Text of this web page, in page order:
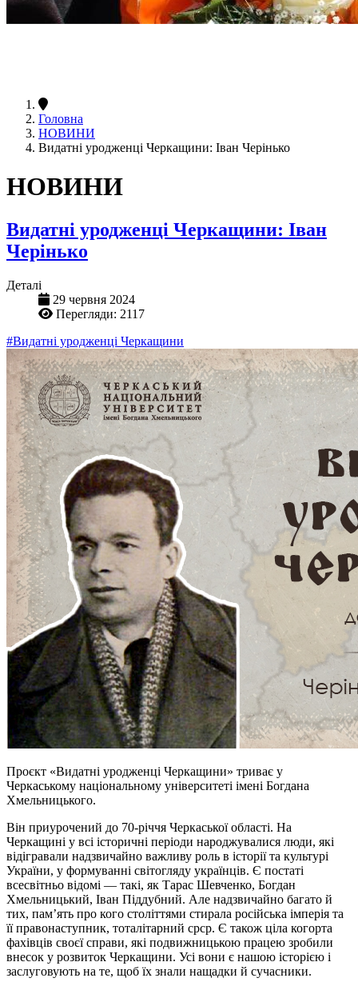
Головна
НОВИНИ
Видатні уродженці Черкащини: Іван Черінько
НОВИНИ
Видатні уродженці Черкащини: Іван
Черінько
Деталі
29 червня 2024
Перегляди: 2117
#Видатні уродженці Черкащини
Проєкт «Видатні уродженці Черкащини» триває у
Черкаському національному університеті імені Богдана
Хмельницького.
Він приурочений до 70-річчя Черкаської області. На
Черкащині у всі історичні періоди народжувалися люди, які
відігравали надзвичайно важливу роль в історії та культурі
України, у формуванні світогляду українців. Є постаті
всесвітньо відомі — такі, як Тарас Шевченко, Богдан
Хмельницький, Іван Піддубний. Але надзвичайно багато й
тих, пам’ять про кого століттями стирала російська імперія та
її правонаступник, тоталітарний срср. Є також ціла когорта
фахівців своєї справи, які подвижницькою працею зробили
внесок у розвиток Черкащини. Усі вони є нашою історією і
заслуговують на те, щоб їх знали нащадки й сучасники.